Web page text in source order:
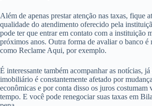
Além de apenas prestar atenção nas taxas, fique
qualidade do atendimento oferecido pela
pode ter que entrar em contato com a instituição
próximos anos. Outra forma de avaliar o banco é
como Reclame Aqui, por exemplo.
É interessante também acompanhar as notícias,
imobiliário é constantemente afetado por
econômicas e por conta disso os juros costumam
tempo. E você pode renegociar suas taxas em